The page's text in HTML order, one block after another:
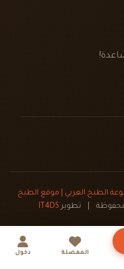
الطبخ العربي | موقع الطبخ
تطوير IT4DS
المفضلة دخول